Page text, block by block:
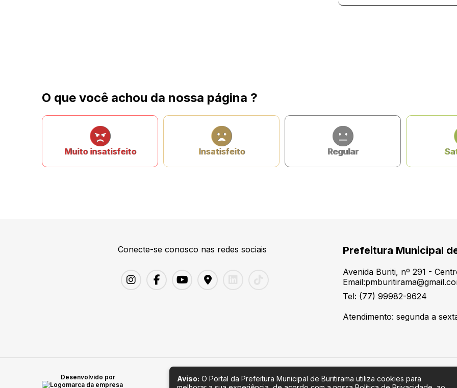
O que você achou da nossa página ?
Muito insatisfeito Insatisfeito Regular
Conecte-se conosco nas redes sociais Prefeitura Municipal
Avenida Buriti, nº 291 -
Tel: (77) 99982-9624
Atendimento: segunda a
Desenvolvido por Aviso: O Portal da Prefeitura Municipal de Buritirama utiliza cookies para